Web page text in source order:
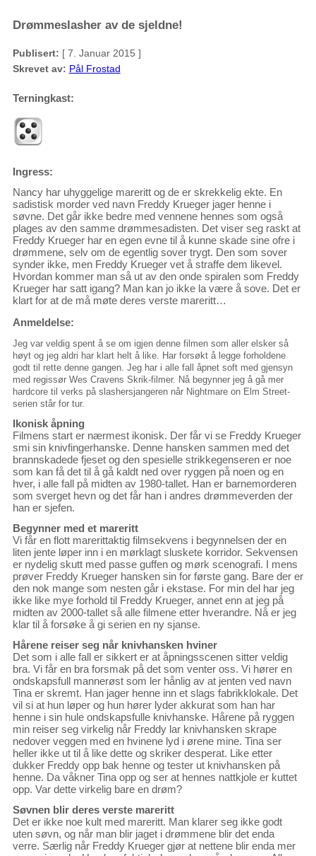
Drømmeslasher av de sjeldne!
Publisert: [ 7. Januar 2015 ]
Skrevet av: Pål Frostad
Terningkast:
Ingress:
Nancy har uhyggelige mareritt og de er skrekkelig ekte. En
sadistisk morder ved navn Freddy Krueger jager henne i
søvne. Det går ikke bedre med vennene hennes som også
plages av den samme drømmesadisten. Det viser seg raskt at
Freddy Krueger har en egen evne til å kunne skade sine ofre i
drømmene, selv om de egentlig sover trygt. Den som sover
synder ikke, men Freddy Krueger vet å straffe dem likevel.
Hvordan kommer man så ut av den onde spiralen som Freddy
Krueger har satt igang? Man kan jo ikke la være å sove. Det er
klart for at de må møte deres verste mareritt…
Anmeldelse:
Jeg var veldig spent å se om igjen denne filmen som aller elsker så
høyt og jeg aldri har klart helt å like. Har forsøkt å legge forholdene
godt til rette denne gangen. Jeg har i alle fall åpnet soft med gjensyn
med regissør Wes Cravens Skrik-filmer. Nå begynner jeg å gå mer
hardcore til verks på slashersjangeren når Nightmare on Elm Street-
serien står for tur.
Ikonisk åpning
Filmens start er nærmest ikonisk. Der får vi se Freddy Krueger
smi sin knivfingerhanske. Denne hansken sammen med det
brannskadede fjeset og den spesielle strikkegenseren er noe
som kan få det til å gå kaldt ned over ryggen på noen og en
hver, i alle fall på midten av 1980-tallet. Han er barnemorderen
som sverget hevn og det får han i andres drømmeverden der
han er sjefen.
Begynner med et mareritt
Vi får en flott marerittaktig filmsekvens i begynnelsen der en
liten jente løper inn i en mørklagt sluskete korridor. Sekvensen
er nydelig skutt med passe guffen og mørk scenografi. I mens
prøver Freddy Krueger hansken sin for første gang. Bare der er
den nok mange som nesten går i ekstase. For min del har jeg
ikke like mye forhold til Freddy Krueger, annet enn at jeg på
midten av 2000-tallet så alle filmene etter hverandre. Nå er jeg
klar til å forsøke å gi serien en ny sjanse.
Hårene reiser seg når knivhansken hviner
Det som i alle fall er sikkert er at åpningsscenen sitter veldig
bra. Vi får en bra forsmak på det som venter oss. Vi hører en
ondskapsfull mannerøst som ler hånlig av at jenten ved navn
Tina er skremt. Han jager henne inn et slags fabrikklokale. Det
vil si at hun løper og hun hører lyder akkurat som han har
henne i sin hule ondskapsfulle knivhanske. Hårene på ryggen
min reiser seg virkelig når Freddy lar knivhansken skrape
nedover veggen med en hvinene lyd i ørene mine. Tina ser
heller ikke ut til å like dette og skriker desperat. Like etter
dukker Freddy opp bak henne og tester ut knivhansken på
henne. Da våkner Tina opp og ser at hennes nattkjole er kuttet
opp. Var dette virkelig bare en drøm?
Søvnen blir deres verste mareritt
Det er ikke noe kult med mareritt. Man klarer seg ikke godt
uten søvn, og når man blir jaget i drømmene blir det enda
verre. Særlig når Freddy Krueger gjør at nettene blir enda mer